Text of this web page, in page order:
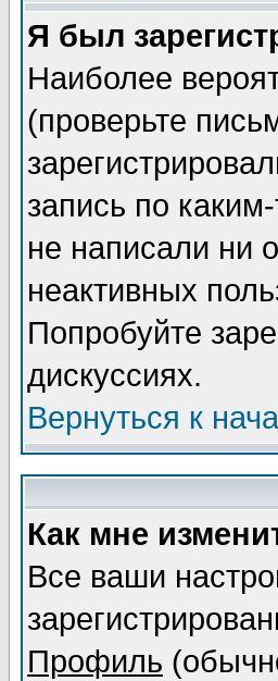
Я был
Наиболее
(проверьте
запись по
не написали ни
неактивных
Попробуйте
дискуссиях.
Вернуться к
Как мне
Все ваши
Профиль